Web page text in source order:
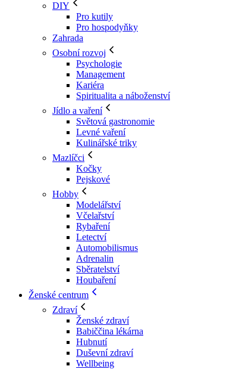
DIY
Pro kutily
Pro hospodyňky
Zahrada
Osobní rozvoj
Psychologie
Management
Kariéra
Spiritualita a náboženství
Jídlo a vaření
Světová gastronomie
Levné vaření
Kulinářské triky
Mazlíčci
Kočky
Pejskové
Hobby
Modelářství
Včelařství
Rybaření
Letectví
Automobilismus
Adrenalin
Sběratelství
Houbaření
Ženské centrum
Zdraví
Ženské zdraví
Babiččina lékárna
Hubnutí
Duševní zdraví
Wellbeing